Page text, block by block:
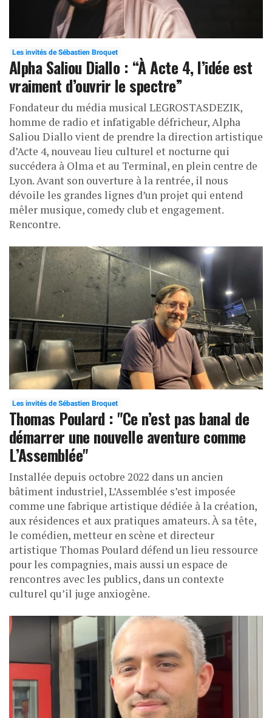
Les invités de Sébastien Broquet
Alpha Saliou Diallo : “À Acte 4, l’idée est
vraiment d’ouvrir le spectre”
Fondateur du média musical LEGROSTASDEZIK,
homme de radio et infatigable défricheur, Alpha
Saliou Diallo vient de prendre la direction artistique
d’Acte 4, nouveau lieu culturel et nocturne qui
succédera à Olma et au Terminal, en plein centre de
Lyon. Avant son ouverture à la rentrée, il nous
dévoile les grandes lignes d’un projet qui entend
mêler musique, comedy club et engagement.
Rencontre.
Les invités de Sébastien Broquet
Thomas Poulard : "Ce n’est pas banal de
démarrer une nouvelle aventure comme
L’Assemblée"
Installée depuis octobre 2022 dans un ancien
bâtiment industriel, L’Assemblée s’est imposée
comme une fabrique artistique dédiée à la création,
aux résidences et aux pratiques amateurs. À sa tête,
le comédien, metteur en scène et directeur
artistique Thomas Poulard défend un lieu ressource
pour les compagnies, mais aussi un espace de
rencontres avec les publics, dans un contexte
culturel qu’il juge anxiogène.